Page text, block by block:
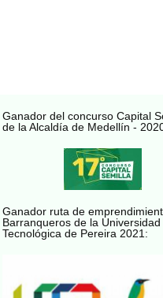
Ganador del concurso Capital
de la Alcaldía de Medellín -
Ganador ruta de
Barranqueros de la Universidad
Tecnológica de Pereira 2021: